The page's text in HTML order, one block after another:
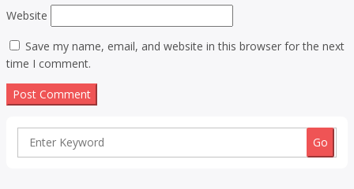
Website
Save my name, email, and website in this browser for the next
time I comment.
Search